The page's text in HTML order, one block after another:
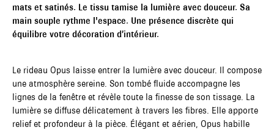
mats et satinés. Le tissu tamise la lumière avec douceur. Sa
main souple rythme l'espace. Une présence discrète qui
équilibre votre décoration d’intérieur.
Le rideau Opus laisse entrer la lumière avec douceur. Il compose
une atmosphère sereine. Son tombé fluide accompagne les
lignes de la fenêtre et révèle toute la finesse de son tissage. La
lumière se diffuse délicatement à travers les fibres. Elle apporte
relief et profondeur à la pièce. Élégant et aérien, Opus habille